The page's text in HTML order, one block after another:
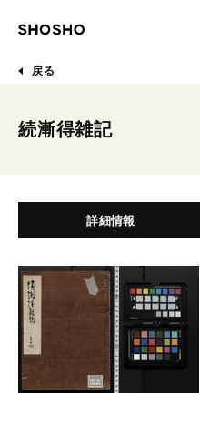
戻る
続漸得雑記
詳細情報